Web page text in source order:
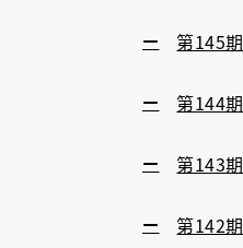
第145期
第144期
第143期
第142期